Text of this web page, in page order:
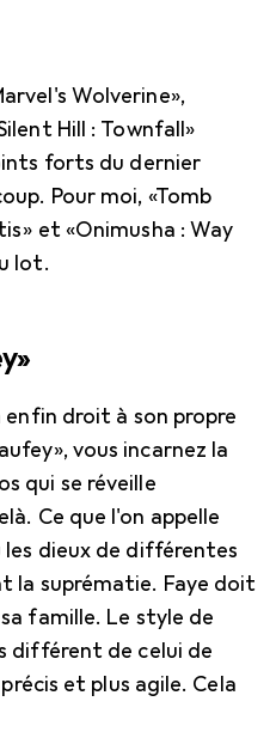
Wolverine»,
Hill : Townfall»
forts du dernier
Pour moi, «Tomb
et «Onimusha : Way
lot.
droit à son propre
vous incarnez la
qui se réveille
Ce que l'on appelle
les dieux de différentes
la suprématie. Faye doit
famille. Le style de
différent de celui de
et plus agile. Cela